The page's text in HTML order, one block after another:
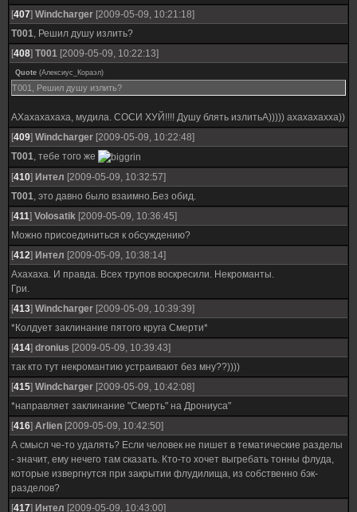
[407] Windcharger [2009-05-09, 10:21:18]
T001, Решил душу излить?
[408] T001 [2009-05-09, 10:22:13]
Quote (Алексиус_Кораэл)
T001, Решил душу излить?
АХахахахаха, мудила. СОСИ ХУЙ!!!! Душу блять излитьА))))) ахахахахха))
[409] Windcharger [2009-05-09, 10:22:48]
T001, тебе того же
[410] Интел [2009-05-09, 10:32:57]
T001, это давно было взаимно.Без обид.
[411] Volosatik [2009-05-09, 10:36:45]
Можно присоединиться к обсуждению?
[412] Интел [2009-05-09, 10:38:14]
Ахахаха. И правда. Всех трупов воскресили. Некроманты.
Гри.
[413] Windcharger [2009-05-09, 10:39:39]
*Колдует заклинание пятого круга Смерти*
[414] dronius [2009-05-09, 10:39:43]
так кто тут некромантию устраивают без мну??))))
[415] Windcharger [2009-05-09, 10:42:08]
*направляет заклинание "Смерть" на Дрониуса"
[416] Arlien [2009-05-09, 10:42:50]
А смысл че-то удалять? Если человек не пишет в тематические разделы
- значит, ему нечего там сказать. Кто-то хочет выгребать тонны флуда,
которые извергнутся при закрытии флудилища, из собственно бэк-
разделов?
[417] Интел [2009-05-09, 10:43:00]